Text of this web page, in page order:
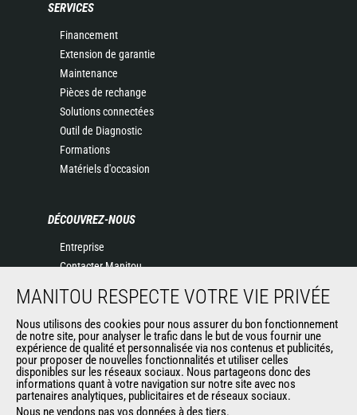
SERVICES
Financement
Extension de garantie
Maintenance
Pièces de rechange
Solutions connectées
Outil de Diagnostic
Formations
Matériels d'occasion
DÉCOUVREZ-NOUS
Entreprise
Contacter Manitou
Politique de protection des données
Evénements
Actualités
Historique
MANITOU RESPECTE VOTRE VIE PRIVÉE
Nous utilisons des cookies pour nous assurer du bon fonctionnement
de notre site, pour analyser le trafic dans le but de vous fournir une
expérience de qualité et personnalisée via nos contenus et publicités,
pour proposer de nouvelles fonctionnalités et utiliser celles
disponibles sur les réseaux sociaux. Nous partageons donc des
informations quant à votre navigation sur notre site avec nos
partenaires analytiques, publicitaires et de réseaux sociaux.
Nous ne vendons pas vos données à des tiers.